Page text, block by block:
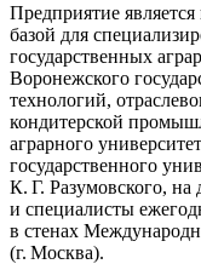
Предприятие
базой для
государственных
Воронежского
технологий,
кондитерской
аграрного
государственного
К. Г. Разумовского, на
и специалисты
в стенах
(г. Москва).